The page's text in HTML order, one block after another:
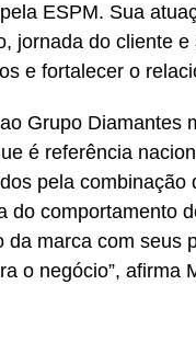
ESPM. Sua
jornada do cliente
e fortalecer o
Grupo Diamantes
é referência
pela combinação
do comportamento
da marca com seus
o negócio”, afirma